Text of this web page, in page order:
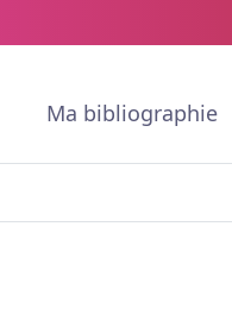
Ma bibliographie